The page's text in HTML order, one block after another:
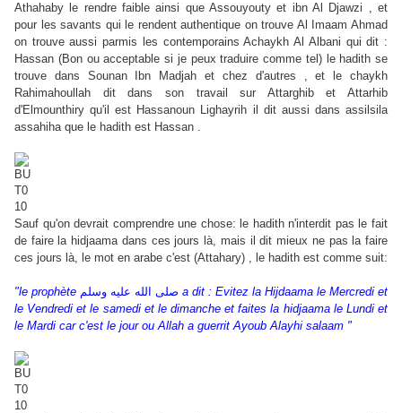
Athahaby le rendre faible ainsi que Assouyouty et ibn Al Djawzi , et
pour les savants qui le rendent authentique on trouve Al Imaam Ahmad
on trouve aussi parmis les contemporains Achaykh Al Albani qui dit :
Hassan (Bon ou acceptable si je peux traduire comme tel) le hadith se
trouve dans Sounan Ibn Madjah et chez d'autres , et le chaykh
Rahimahoullah dit dans son travail sur Attarghib et Attarhib
d'Elmounthiry qu'il est Hassanoun Lighayrih il dit aussi dans assilsila
assahiha que le hadith est Hassan .
Sauf qu'on devrait comprendre une chose: le hadith n'interdit pas le fait
de faire la hidjaama dans ces jours là, mais il dit mieux ne pas la faire
ces jours là, le mot en arabe c'est (Attahary) , le hadith est comme suit:
"le prophète صلى الله عليه وسلم a dit : Evitez la Hijdaama le Mercredi et
le Vendredi et le samedi et le dimanche et faites la hidjaama le Lundi et
le Mardi car c'est le jour ou Allah a guerrit Ayoub Alayhi salaam "